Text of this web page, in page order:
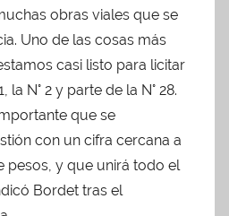
obras viales que se
Uno de las cosas más
casi listo para licitar
la N° 2 y parte de la N° 28.
que se
con un cifra cercana a
pesos, y que unirá todo el
Bordet tras el